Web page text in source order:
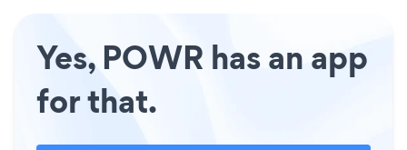
Yes, POWR has an app
for that.